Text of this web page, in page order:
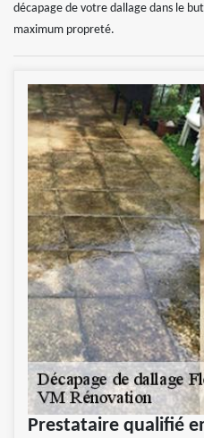
décapage de votre dallage dans le
maximum propreté.
Prestataire qualifié